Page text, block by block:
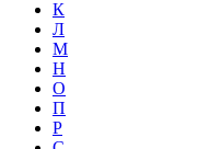
К
Л
М
Н
О
П
Р